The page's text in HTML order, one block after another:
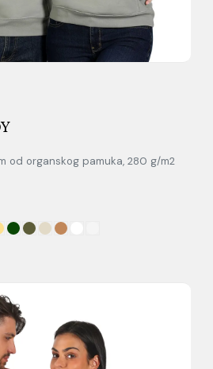
od organskog pamuka, 280 g/m2